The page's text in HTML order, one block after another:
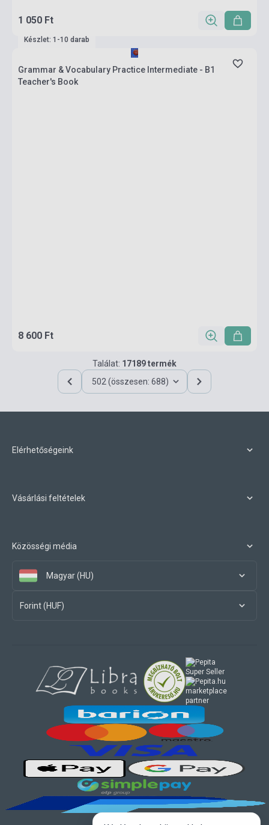
1 050 Ft
Készlet: 1-10 darab
Grammar & Vocabulary Practice Intermediate - B1
Teacher's Book
8 600 Ft
Találat: 17189 termék
502 (összesen: 688)
Elérhetőségeink
Vásárlási feltételek
Közösségi média
Magyar (HU)
Forint (HUF)
marketplace
partner